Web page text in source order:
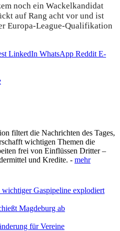
noch ein Wackelkandidat
auf Rang acht vor und ist
Europa-League-Qualifikation
LinkedIn WhatsApp Reddit E-
filtert die Nachrichten des Tages,
wichtigen Themen die
frei von Einflüssen Dritter –
und Kredite. - mehr
Gaspipeline explodiert
Magdeburg ab
für Vereine